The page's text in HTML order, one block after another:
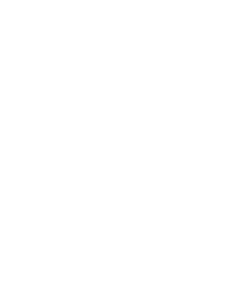
spesa